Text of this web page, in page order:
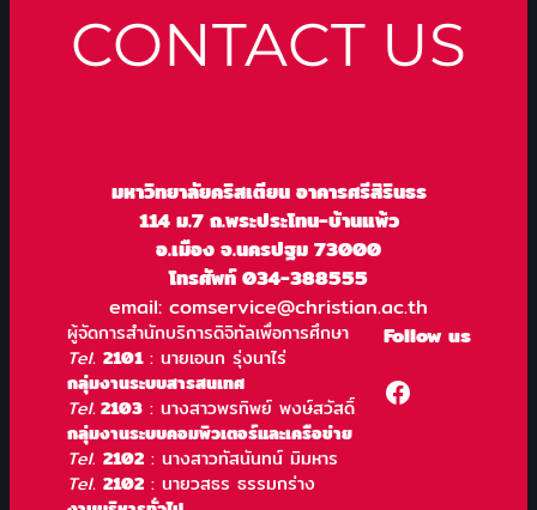
CONTACT US
มหาวิทยาลัยคริสเตียน อาคารศรีสิรินธร
114 ม.7 ถ.พระประโทน-บ้านแพ้ว
อ.เมือง จ.นครปฐม 73000
โทรศัพท์ 034-388555
email: comservice@christian.ac.th
ผู้จัดการสำนักบริการดิจิทัลเพื่อการศึกษา
Tel. 2101: นายเอนก รุ่งนาไร่
กลุ่มงานระบบสารสนเทศ
Tel.2103: นางสาวพรทิพย์ พงษ์สวัสดิ์
กลุ่มงานระบบคอมพิวเตอร์และเครือข่าย
Tel. 2102: นางสาวทัสนันทน์ มิมหาร
Tel. 2102: นายวสธร ธรรมกร่าง
Follow us
Facebook